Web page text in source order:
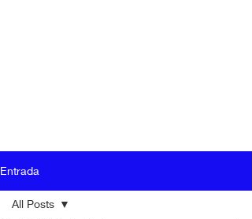
Entrada
All Posts